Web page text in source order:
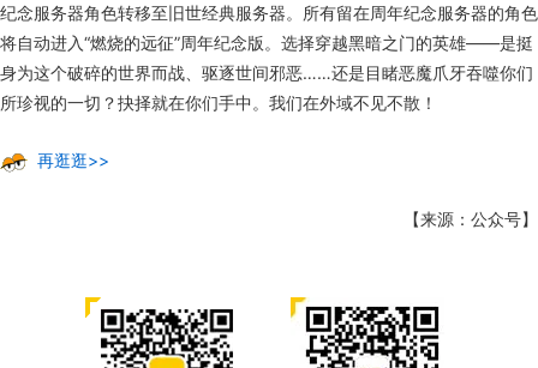
纪念服务器角色转移至旧世经典服务器。所有留在周年纪念服务器的角色
将自动进入“燃烧的远征”周年纪念版。选择穿越黑暗之门的英雄——是挺
身为这个破碎的世界而战、驱逐世间邪恶……还是目睹恶魔爪牙吞噬你们
所珍视的一切？抉择就在你们手中。我们在外域不见不散！
再逛逛>>
【来源：公众号】